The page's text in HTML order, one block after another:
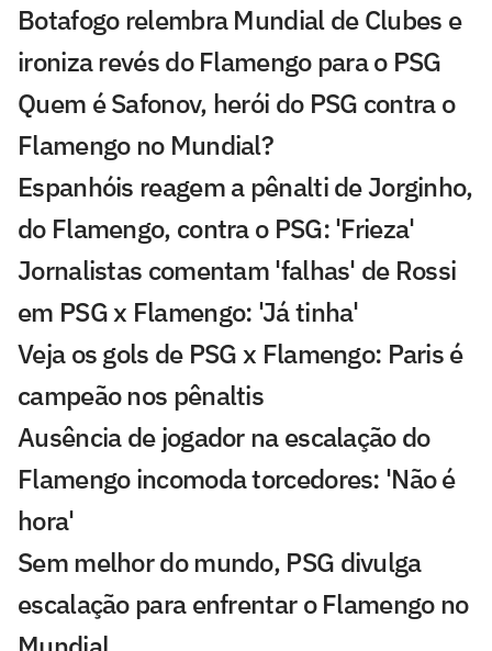
Botafogo relembra Mundial de Clubes e
ironiza revés do Flamengo para o PSG
Quem é Safonov, herói do PSG contra o
Flamengo no Mundial?
Espanhóis reagem a pênalti de Jorginho,
do Flamengo, contra o PSG: 'Frieza'
Jornalistas comentam 'falhas' de Rossi
em PSG x Flamengo: 'Já tinha'
Veja os gols de PSG x Flamengo: Paris é
campeão nos pênaltis
Ausência de jogador na escalação do
Flamengo incomoda torcedores: 'Não é
hora'
Sem melhor do mundo, PSG divulga
escalação para enfrentar o Flamengo no